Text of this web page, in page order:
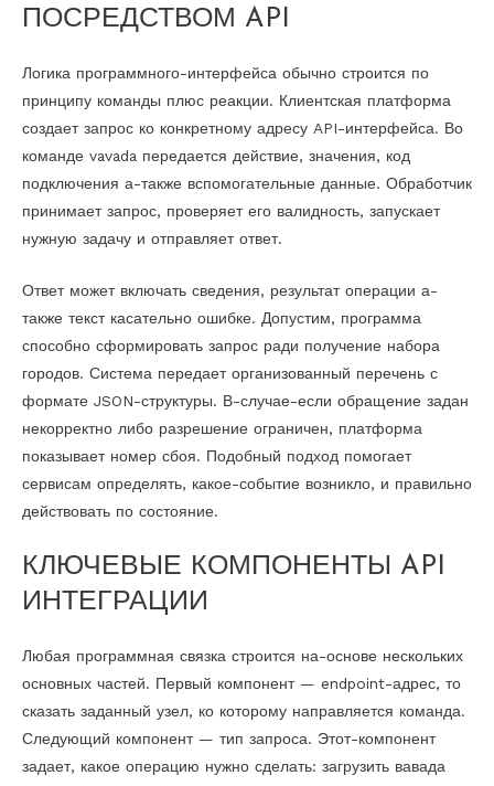
ПОСРЕДСТВОМ API
Логика программного-интерфейса обычно строится по
принципу команды плюс реакции. Клиентская платформа
создает запрос ко конкретному адресу API-интерфейса. Во
команде vavada передается действие, значения, код
подключения а-также вспомогательные данные. Обработчик
принимает запрос, проверяет его валидность, запускает
нужную задачу и отправляет ответ.
Ответ может включать сведения, результат операции а-
также текст касательно ошибке. Допустим, программа
способно сформировать запрос ради получение набора
городов. Система передает организованный перечень с
формате JSON-структуры. В-случае-если обращение задан
некорректно либо разрешение ограничен, платформа
показывает номер сбоя. Подобный подход помогает
сервисам определять, какое-событие возникло, и правильно
действовать по состояние.
КЛЮЧЕВЫЕ КОМПОНЕНТЫ API
ИНТЕГРАЦИИ
Любая программная связка строится на-основе нескольких
основных частей. Первый компонент — endpoint-адрес, то
сказать заданный узел, ко которому направляется команда.
Следующий компонент — тип запроса. Этот-компонент
задает, какое операцию нужно сделать: загрузить вавада